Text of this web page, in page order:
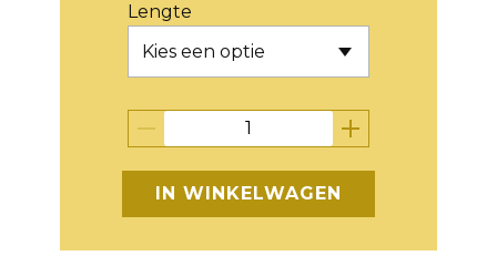
Lengte
IN WINKELWAGEN